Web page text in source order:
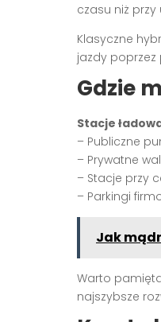
czasu niż
Klasyczne
jazdy
Gdzie
Stacje
– Publiczne
– Prywatne
– Stacje przy
– Parkingi
Jak
Warto
najszybsze